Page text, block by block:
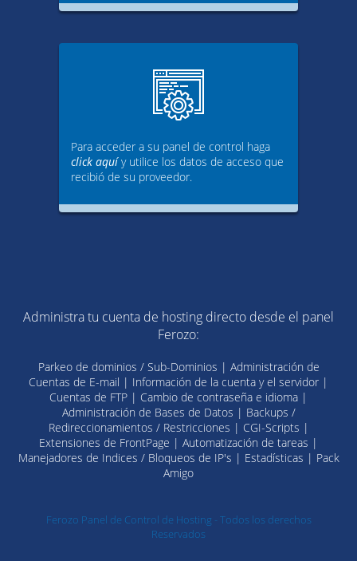
Para acceder a su panel de control haga
click aquíy utilice los datos de acceso que
recibió de su proveedor.
Administra tu cuenta de hosting directo desde el panel
Ferozo:
Parkeo de dominios / Sub-Dominios | Administración de
Cuentas de E-mail | Información de la cuenta y el servidor |
Cuentas de FTP | Cambio de contraseña e idioma |
Administración de Bases de Datos | Backups /
Redireccionamientos / Restricciones | CGI-Scripts |
Extensiones de FrontPage | Automatización de tareas |
Manejadores de Indices / Bloqueos de IP's | Estadísticas | Pack
Amigo
Ferozo Panel de Control de Hosting - Todos los derechos
Reservados